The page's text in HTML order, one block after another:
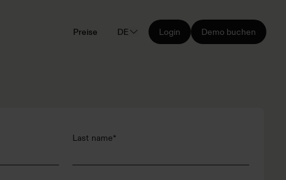
Preise DE Login Demo buchen
Last name*